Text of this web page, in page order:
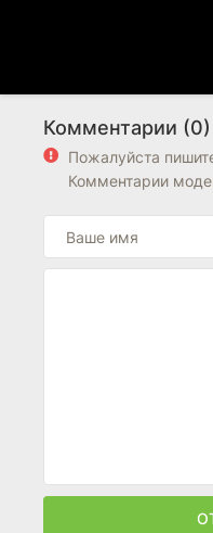
Комментарии (0)
Пожалуйста
Комментарии